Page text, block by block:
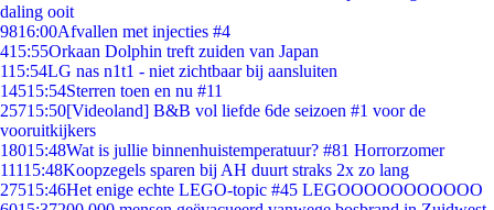
daling ooit
9816:00Afvallen met injecties #4
415:55Orkaan Dolphin treft zuiden van Japan
115:54LG nas n1t1 - niet zichtbaar bij aansluiten
14515:54Sterren toen en nu #11
25715:50[Videoland] B&B vol liefde 6de seizoen #1 voor de
vooruitkijkers
18015:48Wat is jullie binnenhuistemperatuur? #81 Horrorzomer
11115:48Koopzegels sparen bij AH duurt straks 2x zo lang
27515:46Het enige echte LEGO-topic #45 LEGOOOOOOOOOOO